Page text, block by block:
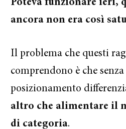
Poteva funzionare ieri,
ancora non era così
Il problema che questi
comprendono è che
posizionamento
altro che alimentare il
di categoria.